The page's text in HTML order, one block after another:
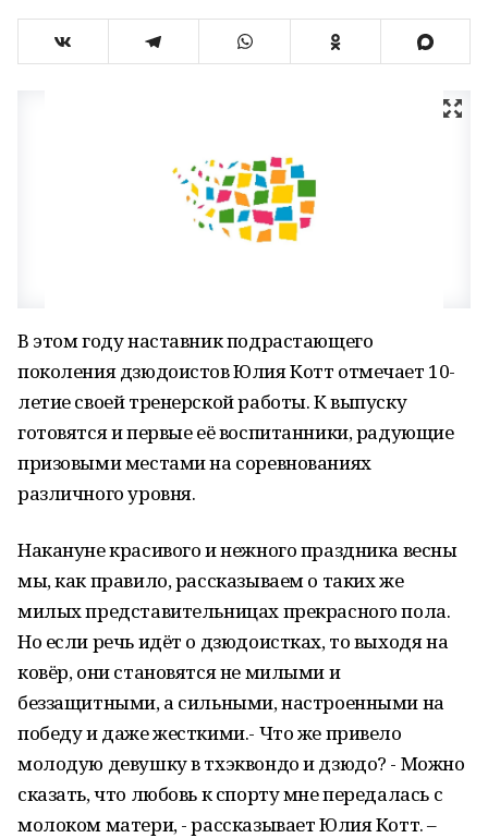
В этом году наставник подрастающего
поколения дзюдоистов Юлия Котт отмечает 10-
летие своей тренерской работы. К выпуску
готовятся и первые её воспитанники, радующие
призовыми местами на соревнованиях
различного уровня.
Накануне красивого и нежного праздника весны
мы, как правило, рассказываем о таких же
милых представительницах прекрасного пола.
Но если речь идёт о дзюдоистках, то выходя на
ковёр, они становятся не милыми и
беззащитными, а сильными, настроенными на
победу и даже жесткими.- Что же привело
молодую девушку в тхэквондо и дзюдо? - Можно
сказать, что любовь к спорту мне передалась с
молоком матери, - рассказывает Юлия Котт. –